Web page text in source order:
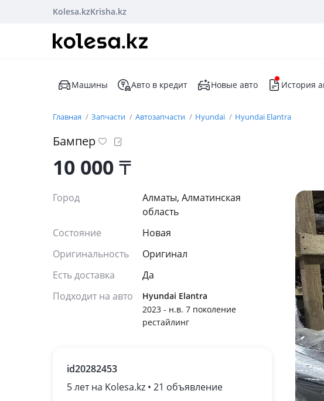
Kolesa.kzKrisha.kz
Машины Авто в кредит Новые авто История
Главная Запчасти Автозапчасти Hyundai Hyundai Elantra
Бампер
10 000₸
Город
Алматы, Алматинская
область
Состояние
Новая
Оригинальность
Оригинал
Есть доставка
Да
Подходит на авто
Hyundai Elantra
2023 - н.в. 7 поколение
рестайлинг
id20282453
5 лет на Kolesa.kz • 21 объявление